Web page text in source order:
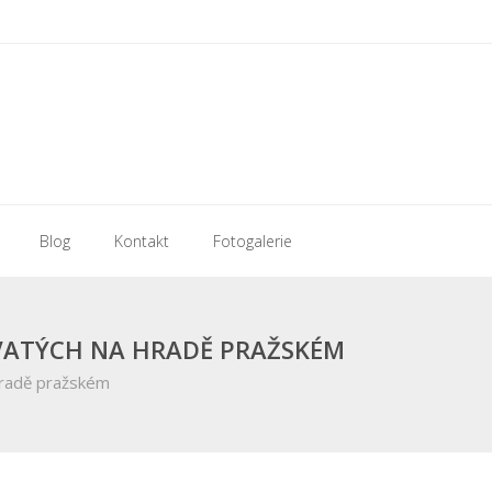
Blog Kontakt Fotogalerie
NA HRADĚ PRAŽSKÉM
pražském